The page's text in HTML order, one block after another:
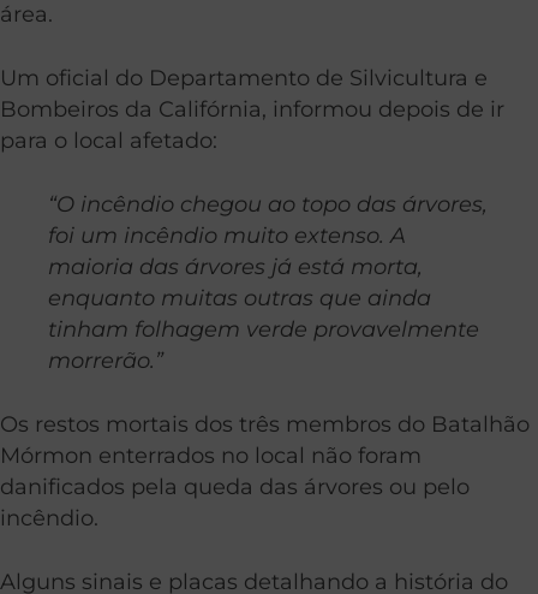
área.
Um oficial do Departamento de Silvicultura e
Bombeiros da Califórnia, informou depois de ir
para o local afetado:
“O incêndio chegou ao topo das árvores,
foi um incêndio muito extenso. A
maioria das árvores já está morta,
enquanto muitas outras que ainda
tinham folhagem verde provavelmente
morrerão.”
Os restos mortais dos três membros do Batalhão
Mórmon enterrados no local não foram
danificados pela queda das árvores ou pelo
incêndio.
Alguns sinais e placas detalhando a história do